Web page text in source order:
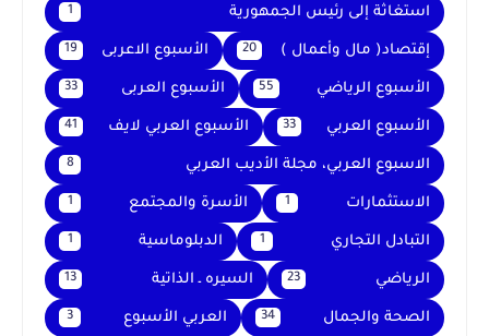
استغاثة إلى رئيس الجمهورية 1
إقتصاد( مال وأعمال ) 20 الأسبوع الاعربى 19
الأسبوع الرياضي 55 الأسبوع العربى 33
الأسبوع العربي 33 الأسبوع العربي لايف 41
الاسبوع العربي، مجلة الأديب العربي 8
الاستثمارات 1 الأسرة والمجتمع 1
التبادل التجاري 1 الدبلوماسية 1
الرياضي 23 السيره ـ الذاتية 13
الصحة والجمال 34 العربي الأسبوع 3